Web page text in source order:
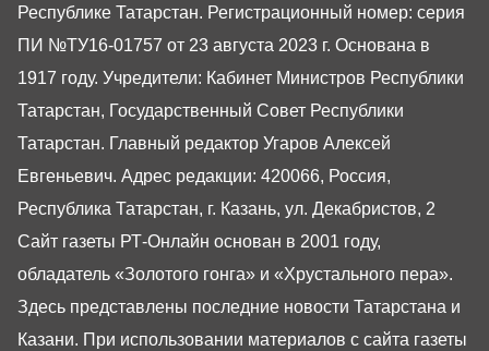
Республике Татарстан. Регистрационный номер: серия
ПИ №ТУ16-01757 от 23 августа 2023 г. Основана в
1917 году. Учредители: Кабинет Министров Республики
Татарстан, Государственный Совет Республики
Татарстан. Главный редактор Угаров Алексей
Евгеньевич. Адрес редакции: 420066, Россия,
Республика Татарстан, г. Казань, ул. Декабристов, 2
Сайт газеты РТ-Онлайн основан в 2001 году,
обладатель «Золотого гонга» и «Хрустального пера».
Здесь представлены последние новости Татарстана и
Казани. При использовании материалов с сайта газеты